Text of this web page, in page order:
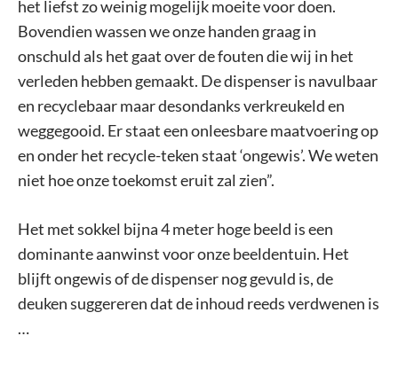
het liefst zo weinig mogelijk moeite voor doen.
Bovendien wassen we onze handen graag in
onschuld als het gaat over de fouten die wij in het
verleden hebben gemaakt. De dispenser is navulbaar
en recyclebaar maar desondanks verkreukeld en
weggegooid. Er staat een onleesbare maatvoering op
en onder het recycle-teken staat ‘ongewis’. We weten
niet hoe onze toekomst eruit zal zien”.
Het met sokkel bijna 4 meter hoge beeld is een
dominante aanwinst voor onze beeldentuin. Het
blijft ongewis of de dispenser nog gevuld is, de
deuken suggereren dat de inhoud reeds verdwenen is
…